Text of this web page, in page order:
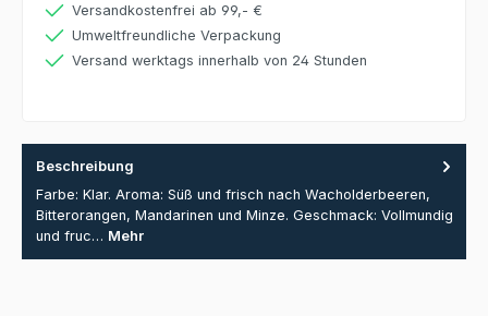
Versandkostenfrei ab 99,- €
Umweltfreundliche Verpackung
Versand werktags innerhalb von 24 Stunden
Beschreibung
Farbe: Klar. Aroma: Süß und frisch nach Wacholderbeeren,
Bitterorangen, Mandarinen und Minze. Geschmack: Vollmundig
und fruc… Mehr